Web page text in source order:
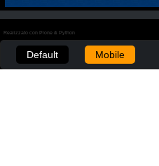
Realizzato con Plone & Python
Default Mobile